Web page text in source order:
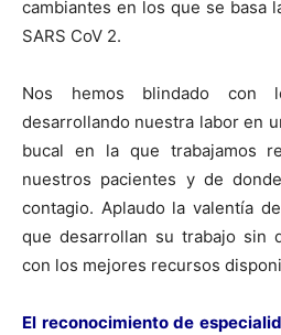
cambiantes en los que se basa
SARS CoV 2.
Nos hemos blindado con
desarrollando nuestra labor en
bucal en la que trabajamos
nuestros pacientes y de
contagio. Aplaudo la valentía
que desarrollan su trabajo sin
con los mejores recursos
El reconocimiento de